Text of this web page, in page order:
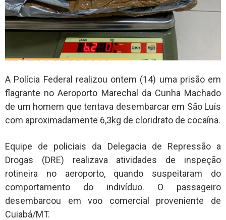
A Polícia Federal realizou ontem (14) uma prisão em
flagrante no Aeroporto Marechal da Cunha Machado
de um homem que tentava desembarcar em São Luís
com aproximadamente 6,3kg de cloridrato de cocaína.
Equipe de policiais da Delegacia de Repressão a
Drogas (DRE) realizava atividades de inspeção
rotineira no aeroporto, quando suspeitaram do
comportamento do indivíduo. O passageiro
desembarcou em voo comercial proveniente de
Cuiabá/MT.